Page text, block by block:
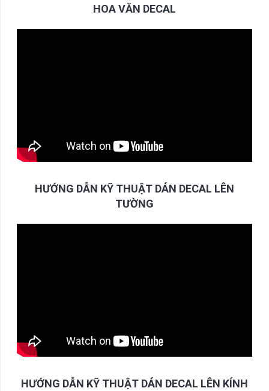
HOA VĂN DECAL
HƯỚNG DẪN KỸ THUẬT DÁN DECAL LÊN
TƯỜNG
HƯỚNG DẪN KỸ THUẬT DÁN DECAL LÊN KÍNH